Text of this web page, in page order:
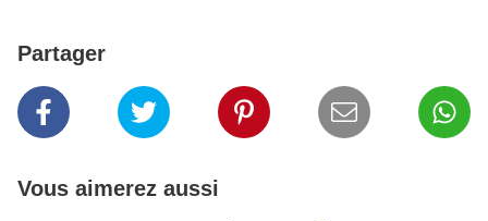
Partager
Vous aimerez aussi